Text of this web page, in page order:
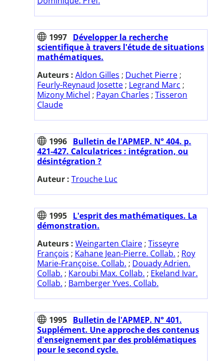
1997 Développer la recherche
scientifique à travers l'étude de situations
mathématiques.
Auteurs : Aldon Gilles ; Duchet Pierre ;
Feurly-Reynaud Josette ; Legrand Marc ;
Mizony Michel ; Payan Charles ; Tisseron
Claude
1996 Bulletin de l'APMEP. N° 404. p.
421-427. Calculatrices : intégration, ou
désintégration ?
Auteur : Trouche Luc
1995 L'esprit des mathématiques. La
démonstration.
Auteurs : Weingarten Claire ; Tisseyre
François ; Kahane Jean-Pierre. Collab. ; Roy
Marie-Françoise. Collab. ; Douady Adrien.
Collab. ; Karoubi Max. Collab. ; Ekeland Ivar.
Collab. ; Bamberger Yves. Collab.
1995 Bulletin de l'APMEP. N° 401.
Supplément. Une approche des contenus
d'enseignement par des problématiques
pour le second cycle.